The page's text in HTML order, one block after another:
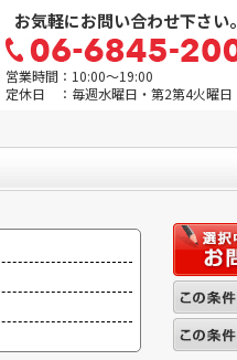
お気軽にお問い合わせ下さい。
営業時間：10:00～19:00
定休日 ：毎週水曜日・第2第4火曜日